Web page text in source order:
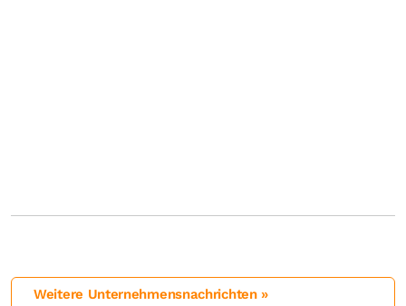
Weitere Unternehmensnachrichten »